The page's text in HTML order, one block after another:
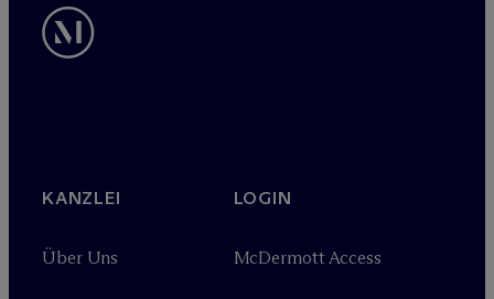
KANZLEI
Über Uns
LOGIN
McDermott Access